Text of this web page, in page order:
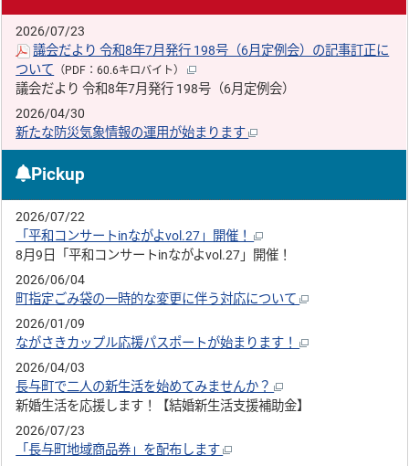
2026/07/23
議会だより 令和8年7月発行 198号（6月定例会）の記事訂正に
ついて （PDF：60.6キロバイト）
議会だより 令和8年7月発行 198号（6月定例会）
2026/04/30
新たな防災気象情報の運用が始まります
Pickup
2026/07/22
「平和コンサートinながよvol.27」開催！
8月9日「平和コンサートinながよvol.27」開催！
2026/06/04
町指定ごみ袋の一時的な変更に伴う対応について
2026/01/09
ながさきカップル応援パスポートが始まります！
2026/04/03
長与町で二人の新生活を始めてみませんか？
新婚生活を応援します！【結婚新生活支援補助金】
2026/07/23
「長与町地域商品券」を配布します